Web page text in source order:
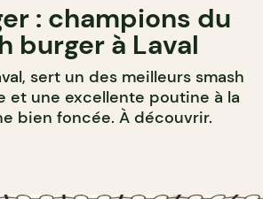
: champions du
burger à Laval
sert un des meilleurs smash
et une excellente poutine à la
bien foncée. À découvrir.